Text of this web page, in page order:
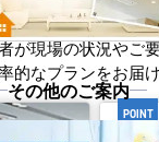
いただけるようサポ
が現場の状況やご
的なプランをお届け
POINT
2
その他のご案内